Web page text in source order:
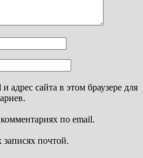
адрес сайта в этом браузере для
по email.
почтой.